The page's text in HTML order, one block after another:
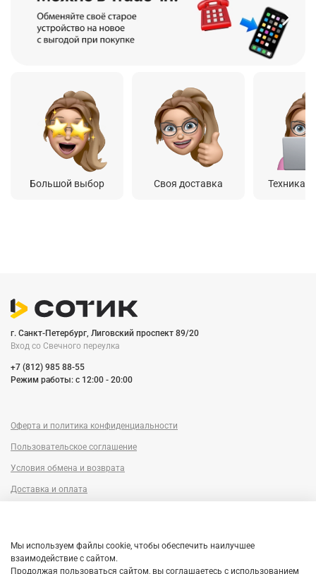
Большой выбор Своя доставка Техника
г. Санкт-Петербург, Лиговский проспект 89/20
Вход со Cвечного переулка
+7 (812) 985 88-55
Режим работы: c 12:00 - 20:00
Оферта и политика конфиденциальности
Пользовательское соглашение
Условия обмена и возврата
Доставка и оплата
Мы используем файлы cookie, чтобы обеспечить наилучшее
взаимодействие с сайтом.
Продолжая пользоваться сайтом, вы соглашаетесь с использованием